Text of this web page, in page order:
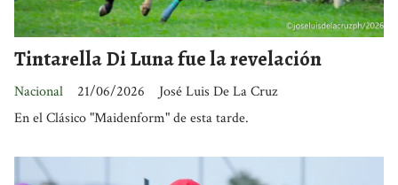
Tintarella Di Luna fue la revelación
José Luis De La Cruz
Nacional
21/06/2026
En el Clásico "Maidenform" de esta tarde.